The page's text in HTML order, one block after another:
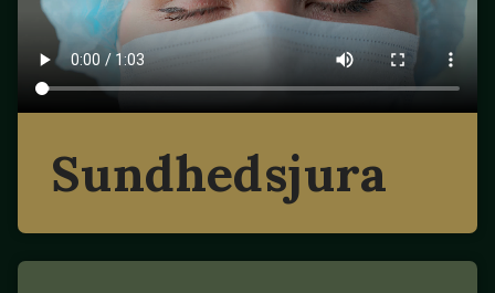
Sundhedsjura